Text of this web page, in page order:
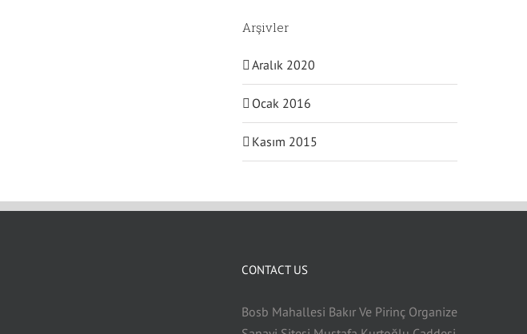
Arşivler
Aralık 2020
Ocak 2016
Kasım 2015
CONTACT US
Bosb Mahallesi Bakır Ve Pirinç Organize